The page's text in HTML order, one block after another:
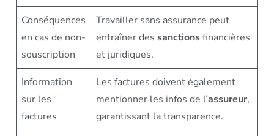
Conséquences
en cas de non-
souscription
Travailler sans assurance peut
entraîner des sanctionsfinancières
et juridiques.
Information
sur les
factures
Les factures doivent également
mentionner les infos de l’assureur,
garantissant la transparence.